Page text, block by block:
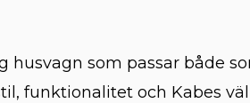
som passar både
funktionalitet och Kabes